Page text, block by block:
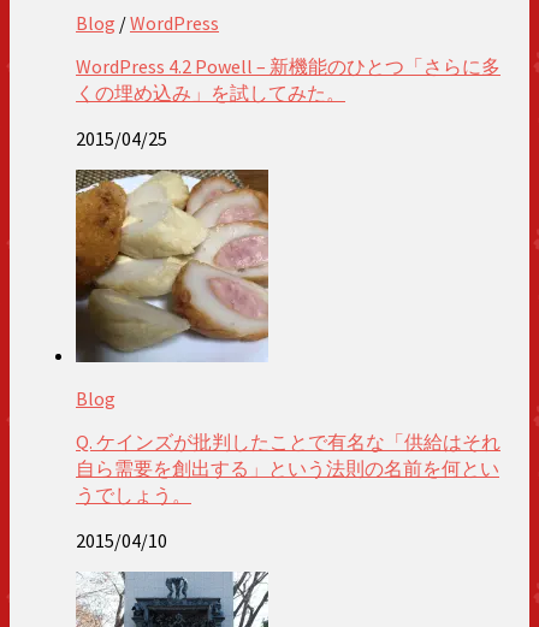
Blog /WordPress
WordPress 4.2 Powell – 新機能のひとつ「さらに多
くの埋め込み」を試してみた。
2015/04/25
Blog
Q. ケインズが批判したことで有名な「供給はそれ
自ら需要を創出する」という法則の名前を何とい
うでしょう。
2015/04/10